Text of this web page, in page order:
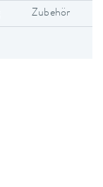
Zubehör